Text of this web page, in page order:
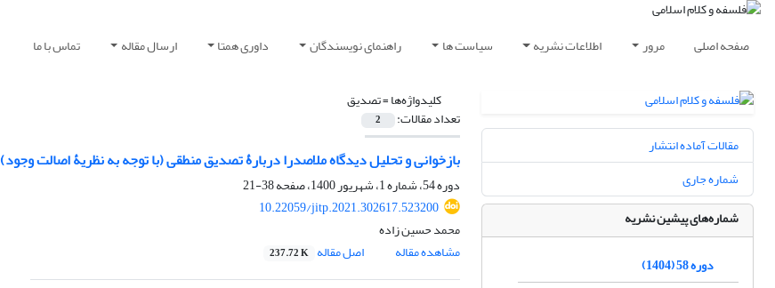
صفحه اصلی مرور اطلاعات نشریه سیاست ها راهنمای نویسندگان داوری همتا ارسال مقاله تماس با ما
کلیدواژه‌ها =تصدیق
تعداد مقالات: 2
بازخوانی و تحلیل دیدگاه ملاصدرا دربارۀ تصدیق منطقی (با توجه به نظریۀ اصالت وجود)
دوره 54، شماره 1، شهریور 1400، صفحه
38-21
10.22059/jitp.2021.302617.523200
محمد حسین زاده
مشاهده مقاله
اصل مقاله 237.72 K
مقالات آماده انتشار
شماره جاری
شماره‌های پیشین نشریه
دوره 58 (1404)